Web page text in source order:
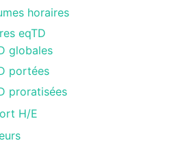
horaires
eqTD
globales
portées
proratisées
H/E